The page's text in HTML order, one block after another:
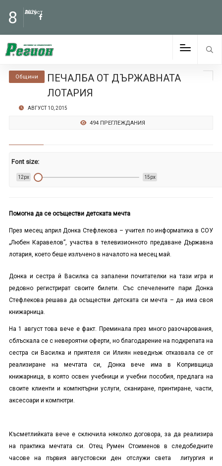
8 Август
2026
Общини
ПЕЧАЛБА ОТ ДЪРЖАВНАТА
ЛОТАРИЯ
АВГУСТ 10, 2015
494 ПРЕГЛЕЖДАНИЯ
Font size:
12px 15px
Помогна да се осъществи детската мечта
През месец април Донка Стефлекова – учител по информатика в СОУ
„Любен Каравелов”, участва в телевизионното предаване Държавна
лотария, което беше излъчено в началото на месец май.
Донка и сестра й Василка са запалени почитателки на тази игра и
редовно регистрират своите билети. Със спечелените пари Донка
Стефлекова решава да осъществи детската си мечта – да има своя
книжарница.
На 1 август това вече е факт. Преминала през много разочарования,
сблъскала се с невероятни оферти, но благодарение на подкрепата на
сестра си Василка и приятеля си Илиян неведнъж отказвала се от
реализиране на мечтата си, Донка вече има в Копривщица
книжарница, в която освен учебници и учебни пособия, предлага на
своите клиенти и компютърни услуги, сканиране, принтиране, части,
аксесоари и компютри.
Късметлийката вече е сключила няколко договора, за да реализира
на практика мечтата си. Отец Румен Стоименов в следобедните
часове на първия августовски ден отслужи света литургия и